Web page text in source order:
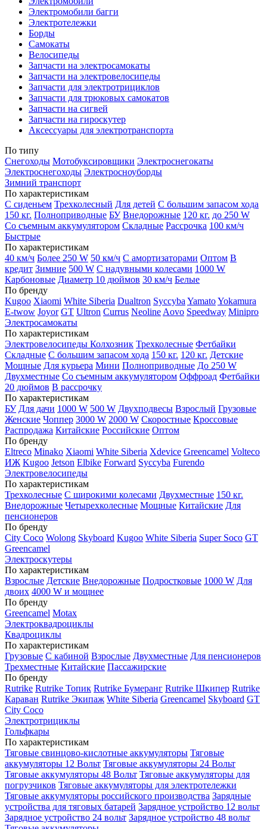
Электромобили багги
Электротележки
Борды
Самокаты
Велосипеды
Запчасти на электросамокаты
Запчасти на электровелосипеды
Запчасти для электротрициклов
Запчасти для трюковых самокатов
Запчасти на сигвей
Запчасти на гироскутер
Аксессуары для электротранспорта
По типу
Снегоходы Мотобуксировщики Электроснегокаты
Электроснегоходы Электросноуборды
Зимний транспорт
По характеристикам
С сиденьем Трехколесный Для детей С большим запасом хода
150 кг. Полноприводные БУ Внедорожные 120 кг. до 250 W
Со съемным аккумулятором Складные Рассрочка 100 км/ч
Быстрые
По характеристикам
40 км/ч Более 250 W 50 км/ч С амортизаторами Оптом В
кредит Зимние 500 W С надувными колесами 1000 W
Карбоновые Диаметр 10 дюймов 30 км/ч Белые
По бренду
Kugoo Xiaomi White Siberia Dualtron Syccyba YamatoYokamura
E-twow Joyor GT Ultron Currus Neoline Aovo Speedway Minipro
Электросамокаты
По характеристикам
Электровелосипеды Колхозник Трехколесные Фетбайки
Складные С большим запасом хода 150 кг. 120 кг. Детские
Мощные Для курьера Мини Полноприводные До 250 W
Двухместные Со съемным аккумулятором Оффроад Фетбайки
20 дюймов В рассрочку
По характеристикам
БУ Для дачи 1000 W 500 W Двухподвесы Взрослый Грузовые
Женские Чоппер 3000 W 2000 W Скоростные Кроссовые
Распродажа Китайские Российские Оптом
По бренду
Eltreco Minako Xiaomi White Siberia Xdevice Greencamel Volteco
ИЖ Kugoo Jetson Elbike Forward Syccyba Furendo
Электровелосипеды
По характеристикам
Трехколесные С широкими колесами Двухместные 150 кг.
Внедорожные Четырехколесные Мощные Китайские Для
пенсионеров
По бренду
City Coco Wolong Skyboard Kugoo White Siberia Super Soco GT
Greencamel
Электроскутеры
По характеристикам
Взрослые Детские Внедорожные Подростковые 1000 W Для
двоих 4000 W и мощнее
По бренду
Greencamel Motax
Электроквадроциклы
Квадроциклы
По характеристикам
Грузовые С кабиной Взрослые Двухместные Для пенсионеров
Трехместные Китайские Пассажирские
По бренду
Rutrike Rutrike Топик Rutrike Бумеранг Rutrike Шкипер Rutrike
Караван Rutrike Экипаж White Siberia Greencamel Skyboard GT
City Coco
Электротрициклы
Гольфкары
По характеристикам
Тяговые свинцово-кислотные аккумуляторы Тяговые
аккумуляторы 12 Вольт Тяговые аккумуляторы 24 Вольт
Тяговые аккумуляторы 48 Вольт Тяговые аккумуляторы для
погрузчиков Тяговые аккумуляторы для электротележки
Тяговые аккумуляторы российского производства Зарядные
устройства для тяговых батарей Зарядное устройство 12 вольт
Зарядное устройство 24 вольт Зарядное устройство 48 вольт